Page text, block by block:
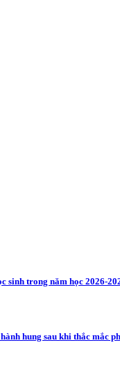
sinh trong năm học 2026-
hung sau khi thắc mắc